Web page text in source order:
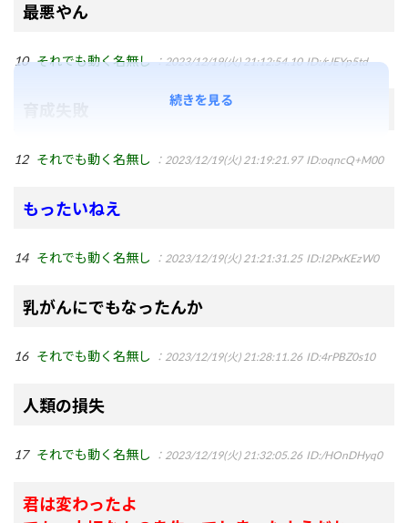
最悪やん
10 それでも動く名無し：2023/12/19(火) 21:12:54.10 ID:/rJEYp5td
12 それでも動く名無し ：2023/12/19(火) 21:19:21.97 ID:oqncQ+M00
もったいねえ
14 それでも動く名無し ：2023/12/19(火) 21:21:31.25 ID:I2PxKEzW0
乳がんにでもなったんか
16 それでも動く名無し ：2023/12/19(火) 21:28:11.26 ID:4rPBZ0s10
人類の損失
17 それでも動く名無し ：2023/12/19(火) 21:32:05.26 ID:/HOnDHyq0
君は変わったよ
続きを見る